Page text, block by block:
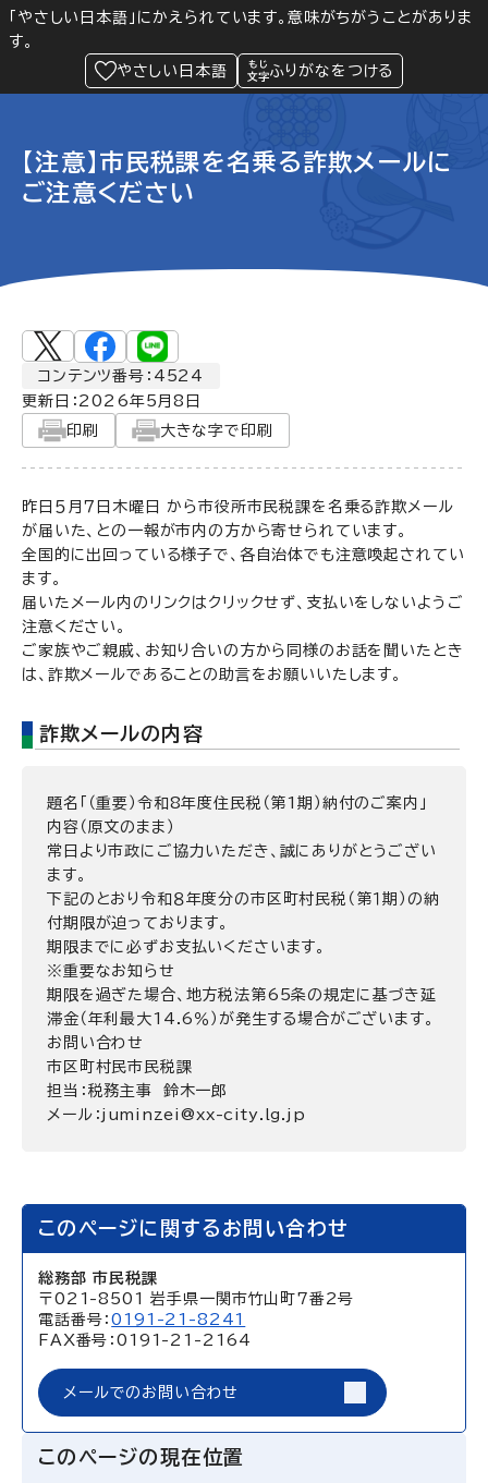
「やさしい日本語」にかえられています。意味がちがうことがありま
す。
やさしい日本語
ふりがなをつける
Language 閲覧支援
緊急情報
【注意】市民税課を名乗る詐欺メールに
ご注意ください
コンテンツ番号：4524
更新日： 2026年5月8日
印刷
大きな字で印刷
昨日５月７日木曜日 から市役所市民税課を名乗る詐欺メール
が届いた、との一報が市内の方から寄せられています。
全国的に出回っている様子で、各自治体でも注意喚起されてい
ます。
届いたメール内のリンクはクリックせず、支払いをしないようご
注意ください。
ご家族やご親戚、お知り合いの方から同様のお話を聞いたとき
は、詐欺メールであることの助言をお願いいたします。
詐欺メールの内容
題名「（重要）令和8年度住民税（第1期）納付のご案内」
内容（原文のまま）
常日より市政にご協力いただき、誠にありがとうござい
ます。
下記のとおり令和８年度分の市区町村民税（第１期）の納
付期限が迫っております。
期限までに必ずお支払いくださいます。
※重要なお知らせ
期限を過ぎた場合、地方税法第65条の規定に基づき延
滞金（年利最大14.6％）が発生する場合がございます。
お問い合わせ
市区町村民市民税課
担当：税務主事 鈴木一郎
メール：juminzei@xx-city.lg.jp
このページに関するお問い合わせ
総務部 市民税課
〒021-8501 岩手県一関市竹山町7番2号
電話番号：0191-21-8241
FAX番号：0191-21-2164
メールでのお問い合わせ
このページの現在位置